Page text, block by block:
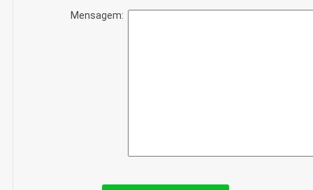
Mensagem: